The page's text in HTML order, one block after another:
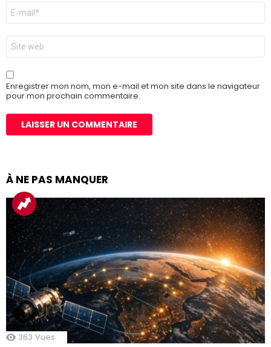
E-
mail
*
Site
web
Enregistrer mon nom, mon e-mail et mon site dans le navigateur
pour mon prochain commentaire.
À NE PAS MANQUER
363 Vues